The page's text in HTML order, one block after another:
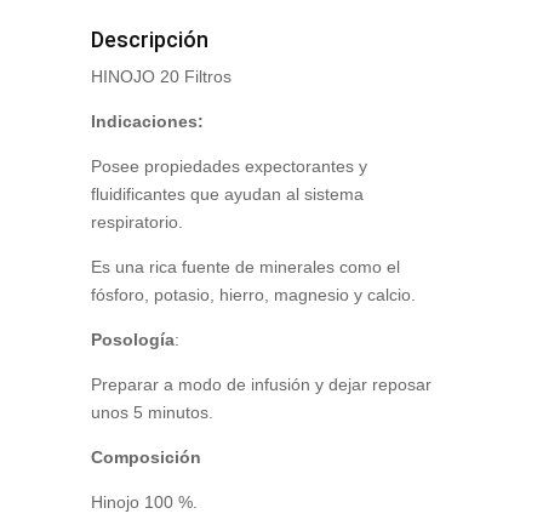
Descripción
HINOJO 20 Filtros
Indicaciones:
Posee propiedades expectorantes y
fluidificantes que ayudan al sistema
respiratorio.
Es una rica fuente de minerales como el
fósforo, potasio, hierro, magnesio y calcio.
Posología:
Preparar a modo de infusión y dejar reposar
unos 5 minutos.
Composición
Hinojo 100 %.